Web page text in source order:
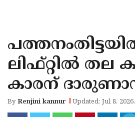
KANNUR
KASARAGOD
ലിഫ്റ്റില്‍ തല
കാരന്
ByRenjini kannur Updated: Jul 8,